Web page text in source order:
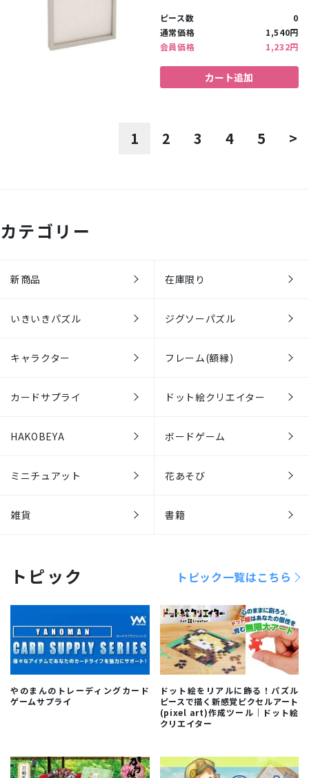
ピース数
0
通常価格
1,540円
会員価格
1,232円
カート追加
1 2 3 4 5 >
カテゴリー
新商品 在庫限り
いきいきパズル ジグソーパズル
キャラクター フレーム(額縁)
カードサプライ ドット絵クリエイター
HAKOBEYA ボードゲーム
ミニチュアット 花あそび
雑貨 書籍
トピック トピック一覧はこちら
やのまんのトレーディングカード
ゲームサプライ
ドット絵をリアルに飾る！パズル
ピースで描く新感覚ピクセルアート
(pixel art)作成ツール｜ドット絵
クリエイター